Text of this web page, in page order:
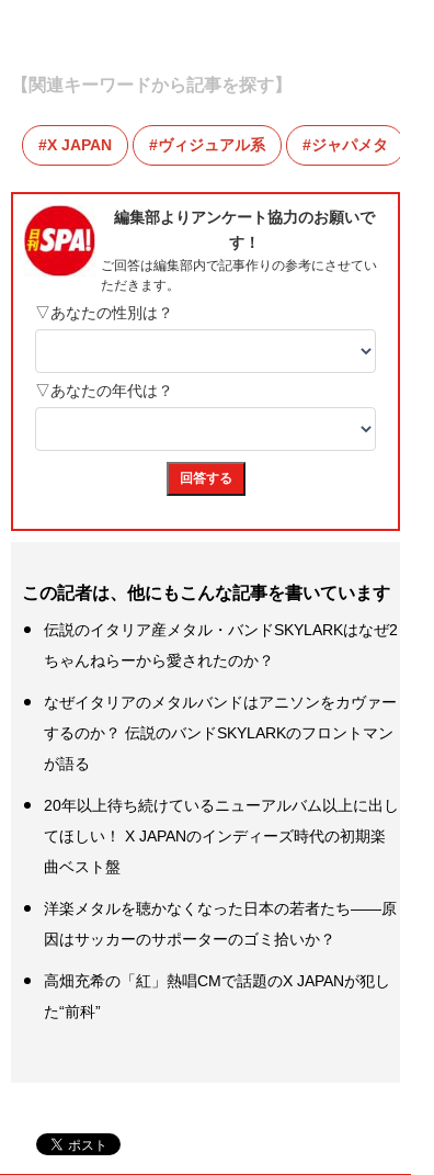
【関連キーワードから記事を探す】
X JAPAN ヴィジュアル系 ジャパメタ
この記者は、他にもこんな記事を書いています
伝説のイタリア産メタル・バンドSKYLARKはなぜ2
ちゃんねらーから愛されたのか？
なぜイタリアのメタルバンドはアニソンをカヴァー
するのか？ 伝説のバンドSKYLARKのフロントマン
が語る
20年以上待ち続けているニューアルバム以上に出し
てほしい！ X JAPANのインディーズ時代の初期楽
曲ベスト盤
洋楽メタルを聴かなくなった日本の若者たち――原
因はサッカーのサポーターのゴミ拾いか？
高畑充希の「紅」熱唱CMで話題のX JAPANが犯し
た“前科”